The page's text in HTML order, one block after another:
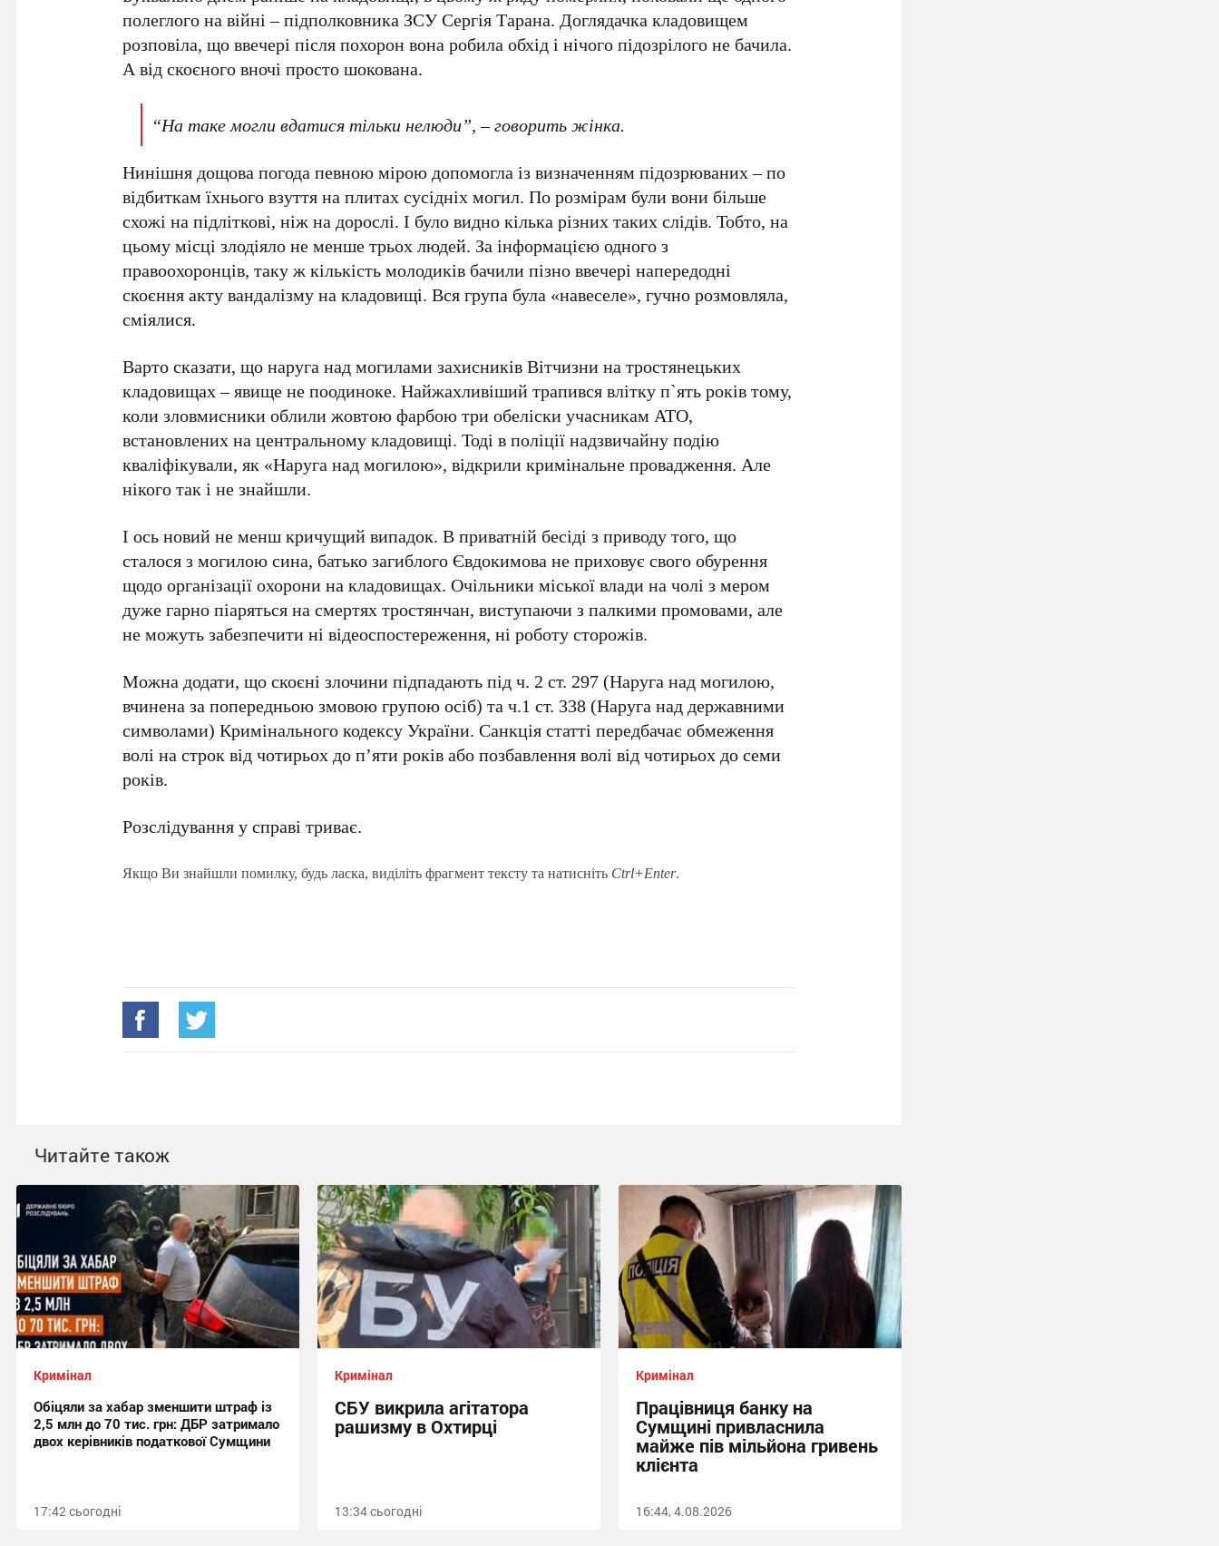
полеглого на війні – підполковника ЗСУ Сергія Тарана. Доглядачка кладовищем
розповіла, що ввечері після похорон вона робила обхід і нічого підозрілого не бачила.
А від скоєного вночі просто шокована.
“На таке могли вдатися тільки нелюди”, – говорить жінка.
Нинішня дощова погода певною мірою допомогла із визначенням підозрюваних – по
відбиткам їхнього взуття на плитах сусідніх могил. По розмірам були вони більше
схожі на підліткові, ніж на дорослі. І було видно кілька різних таких слідів. Тобто, на
цьому місці злодіяло не менше трьох людей. За інформацією одного з
правоохоронців, таку ж кількість молодиків бачили пізно ввечері напередодні
скоєння акту вандалізму на кладовищі. Вся група була «навеселе», гучно розмовляла,
сміялися.
Варто сказати, що наруга над могилами захисників Вітчизни на тростянецьких
кладовищах – явище не поодиноке. Найжахливіший трапився влітку п`ять років тому,
коли зловмисники облили жовтою фарбою три обеліски учасникам АТО,
встановлених на центральному кладовищі. Тоді в поліції надзвичайну подію
кваліфікували, як «Наруга над могилою», відкрили кримінальне провадження. Але
нікого так і не знайшли.
І ось новий не менш кричущий випадок. В приватній бесіді з приводу того, що
сталося з могилою сина, батько загиблого Євдокимова не приховує свого обурення
щодо організації охорони на кладовищах. Очільники міської влади на чолі з мером
дуже гарно піаряться на смертях тростянчан, виступаючи з палкими промовами, але
не можуть забезпечити ні відеоспостереження, ні роботу сторожів.
Можна додати, що скоєні злочини підпадають під ч. 2 ст. 297 (Наруга над могилою,
вчинена за попередньою змовою групою осіб) та ч.1 ст. 338 (Наруга над державними
символами) Кримінального кодексу України. Санкція статті передбачає обмеження
волі на строк від чотирьох до п’яти років або позбавлення волі від чотирьох до семи
років.
Розслідування у справі триває.
Якщо Ви знайшли помилку, будь ласка, виділіть фрагмент тексту та натисніть Ctrl+Enter.
Читайте також
Кримінал
Обіцяли за хабар зменшити штраф із
2,5 млн до 70 тис. грн: ДБР затримало
двох керівників податкової Сумщини
17:42 сьогодні
Кримінал
СБУ викрила агітатора
рашизму в Охтирці
13:34 сьогодні
Кримінал
Працівниця банку на
Сумщині привласнила
майже пів мільйона гривень
клієнта
16:44, 4.08.2026